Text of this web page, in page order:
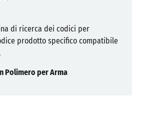
di ricerca dei codici per
prodotto specifico compatibile
Polimero per Arma